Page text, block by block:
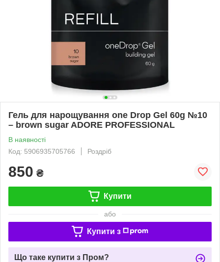
Гель для нарощування one Drop Gel 60g №10
– brown sugar ADORE PROFESSIONAL
В наявності
Код: 5906935705766
Роздріб
850 ₴
Купити
або
Купити з
Що таке купити з Пром?